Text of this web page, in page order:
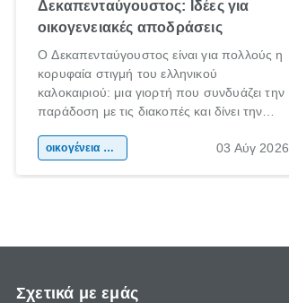
Δεκαπενταύγουστος: Ιδέες για
οικογενειακές αποδράσεις
Ο Δεκαπενταύγουστος είναι για πολλούς η
κορυφαία στιγμή του ελληνικού
καλοκαιριού: μια γιορτή που συνδυάζει την
παράδοση με τις διακοπές και δίνει την
χώρας. Είτε πρόκειται για λίγες μέρες
οικογένεια & παιδί 03 Αύγ 2026
Σχετικά με εμάς